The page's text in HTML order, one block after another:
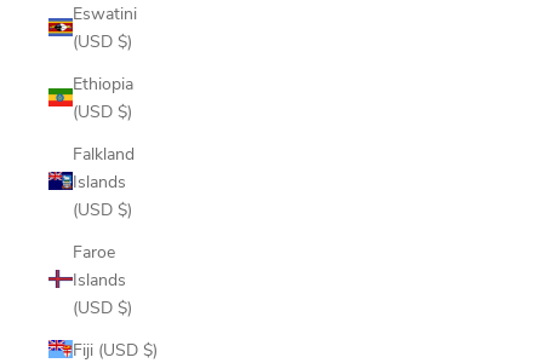
Eswatini
(USD $)
Ethiopia
(USD $)
Falkland
Islands
(USD $)
Faroe
Islands
(USD $)
Fiji (USD $)